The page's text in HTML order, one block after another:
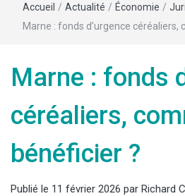
Accueil / Actualité / Économie /
Marne : fonds d’urgence céréaliers,
Marne : fonds
céréaliers,
bénéficier ?
Publié le 11 février 2026 par Richard